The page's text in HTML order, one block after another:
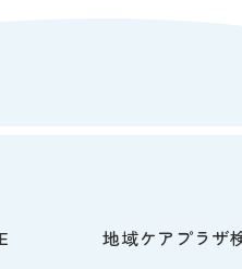
地域ケアプラザ